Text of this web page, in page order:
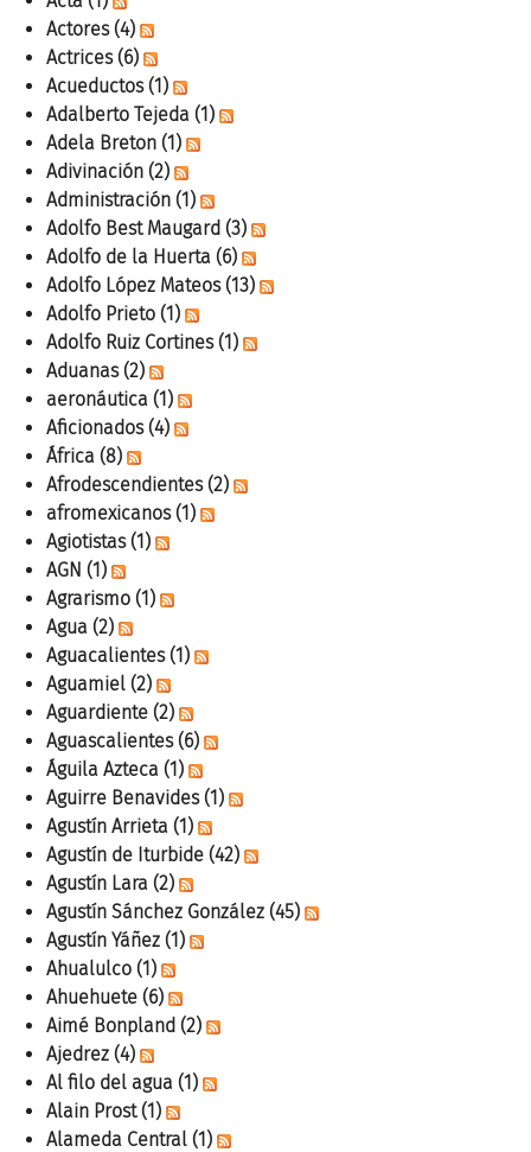
Actores (4)
Actrices (6)
Acueductos (1)
Adalberto Tejeda (1)
Adela Breton (1)
Adivinación (2)
Administración (1)
Adolfo Best Maugard (3)
Adolfo de la Huerta (6)
Adolfo López Mateos (13)
Adolfo Prieto (1)
Adolfo Ruiz Cortines (1)
Aduanas (2)
aeronáutica (1)
Aficionados (4)
África (8)
Afrodescendientes (2)
afromexicanos (1)
Agiotistas (1)
AGN (1)
Agrarismo (1)
Agua (2)
Aguacalientes (1)
Aguamiel (2)
Aguardiente (2)
Aguascalientes (6)
Águila Azteca (1)
Aguirre Benavides (1)
Agustín Arrieta (1)
Agustín de Iturbide (42)
Agustín Lara (2)
Agustín Sánchez González (45)
Agustín Yáñez (1)
Ahualulco (1)
Ahuehuete (6)
Aimé Bonpland (2)
Ajedrez (4)
Al filo del agua (1)
Alain Prost (1)
Alameda Central (1)